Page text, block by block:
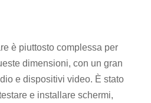
è piuttosto complessa per
dimensioni, con un gran
e dispositivi video. È stato
e installare schermi,